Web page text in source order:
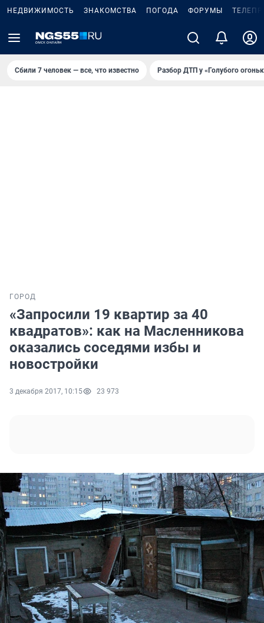
НЕДВИЖИМОСТЬ ЗНАКОМСТВА ПОГОДА ФОРУМЫ
Сбили 7 человек — все, что известно Разбор ДТП у «Голубого
ГОРОД
«Запросили 19 квартир за 40
квадратов»: как на Масленникова
оказались соседями избы и
новостройки
3 декабря 2017, 10:15 23 973